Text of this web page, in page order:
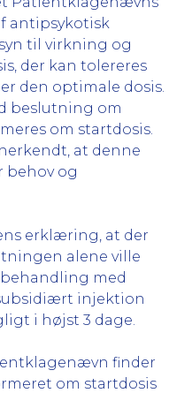
antipsykotisk
til virkning og
der kan tolereres
den optimale dosis.
beslutning om
om startdosis.
at denne
behov og
erklæring, at der
alene ville
med
injektion
i højst 3 dage.
finder
om startdosis